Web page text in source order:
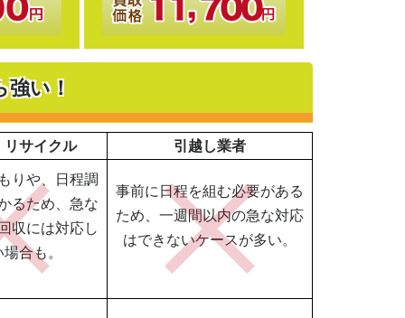
い！
サイクル
引越し業者
りや、日程調
るため、急な
収には対応し
合も。
事前に日程を組む必要がある
ため、一週間以内の急な対応
はできないケースが多い。